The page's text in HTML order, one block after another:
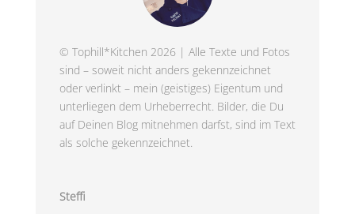
© Tophill*Kitchen 2026 | Alle Texte und Fotos
sind – soweit nicht anders gekennzeichnet
oder verlinkt – mein (geistiges) Eigentum und
unterliegen dem Urheberrecht. Bilder, die Du
auf Deinen Blog mitnehmen darfst, sind im Text
als solche gekennzeichnet.
Steffi